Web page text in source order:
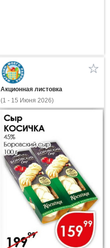
Акционная листовка
(1 - 15 Июня 2026)